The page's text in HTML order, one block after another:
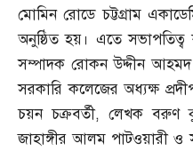
মোমিন রোডে চট্টগ্রাম
অনুষ্ঠিত হয়। এতে সভাপতিত্ব
সম্পাদক রোকন উদ্দীন
সরকারি কলেজের অধ্যক্ষ
চয়ন চক্রবর্তী, লেখক বরুণ
জাহাঙ্গীর আলম পাটওয়ারী